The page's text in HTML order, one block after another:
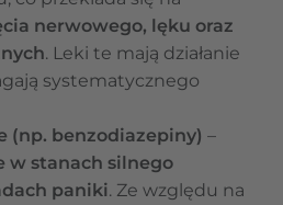
nerwowego, lęku oraz
. Leki te mają działanie
systematycznego
(np. benzodiazepiny) –
w stanach silnego
paniki. Ze względu na